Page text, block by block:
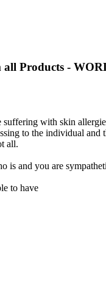
Products -
with skin
to the individual and
all.
and you are
to have